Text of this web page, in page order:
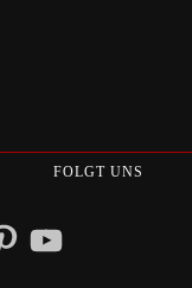
FOLGT UNS
YouTube